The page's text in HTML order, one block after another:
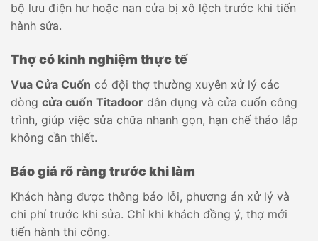
bộ lưu điện hư hoặc nan cửa bị xô lệch trước khi tiến
hành sửa.
Thợ có kinh nghiệm thực tế
Vua Cửa Cuốn có đội thợ thường xuyên xử lý các
dòng cửa cuốn Titadoor dân dụng và cửa cuốn công
trình, giúp việc sửa chữa nhanh gọn, hạn chế tháo lắp
không cần thiết.
Báo giá rõ ràng trước khi làm
Khách hàng được thông báo lỗi, phương án xử lý và
chi phí trước khi sửa. Chỉ khi khách đồng ý, thợ mới
tiến hành thi công.